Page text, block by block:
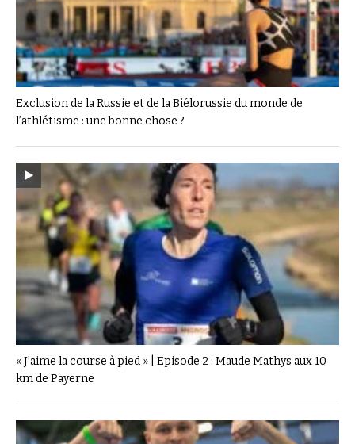
Exclusion de la Russie et de la Biélorussie du monde de
l’athlétisme : une bonne chose ?
« J’aime la course à pied » | Episode 2 : Maude Mathys aux 10
km de Payerne